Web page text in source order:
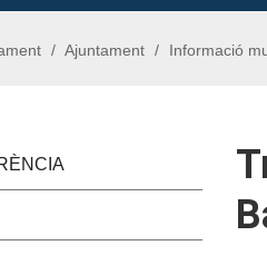
Ajuntament Informació